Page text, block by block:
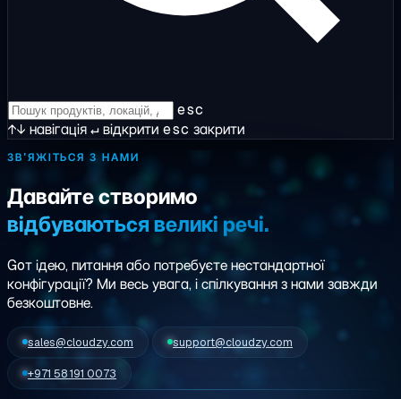
esc
↑↓ навігація↵відкрити esc закрити
ЗВ'ЯЖІТЬСЯ З НАМИ
Давайте створимо
відбуваються великі речі.
Goт ідею, питання або потребуєте нестандартної
конфігурації? Ми весь увага, і спілкування з нами завжди
безкоштовне.
sales@cloudzy.com support@cloudzy.com
+971 58 191 0073